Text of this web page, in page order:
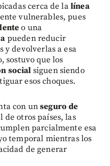
cerca de lalínea
vulnerables, pues
o una
pueden reducir
y devolverlas a esa
sostuvo que los
social siguen siendo
esos choques.
con unseguro de
de otros países, las
parcialmente esa
temporal mientras los
de generar